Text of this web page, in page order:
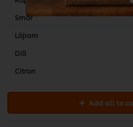
Smör
Löjrom
Dill
Citron
Add all to